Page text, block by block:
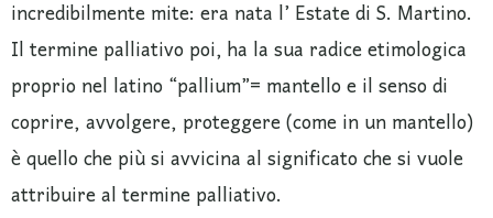
incredibilmente mite: era nata l’ Estate di S. Martino.
Il termine palliativo poi, ha la sua radice etimologica
proprio nel latino “pallium”= mantello e il senso di
coprire, avvolgere, proteggere (come in un mantello)
è quello che più si avvicina al significato che si vuole
attribuire al termine palliativo.